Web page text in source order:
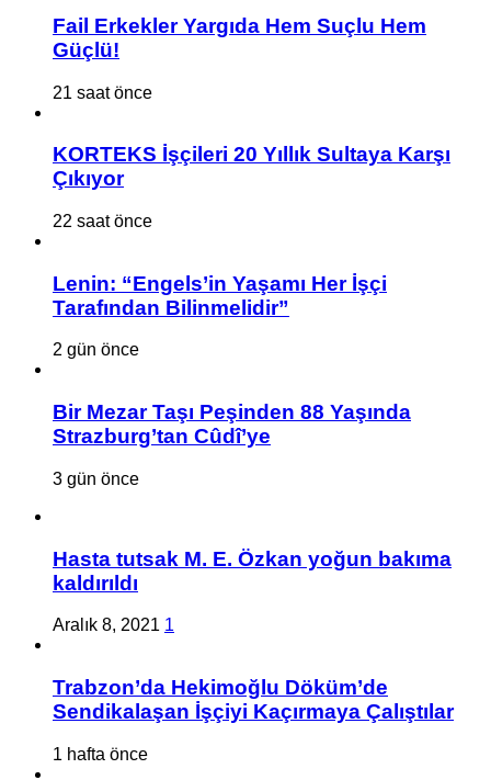
Fail Erkekler Yargıda Hem Suçlu Hem
Güçlü!
21 saat önce
KORTEKS İşçileri 20 Yıllık Sultaya Karşı
Çıkıyor
22 saat önce
Lenin: “Engels’in Yaşamı Her İşçi
Tarafından Bilinmelidir”
2 gün önce
Bir Mezar Taşı Peşinden 88 Yaşında
Strazburg’tan Cûdî’ye
3 gün önce
Hasta tutsak M. E. Özkan yoğun bakıma
kaldırıldı
Aralık 8, 2021 1
Trabzon’da Hekimoğlu Döküm’de
Sendikalaşan İşçiyi Kaçırmaya Çalıştılar
1 hafta önce